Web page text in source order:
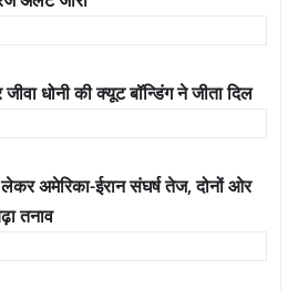
धोनी की क्यूट बॉन्डिंग ने जीता दिल
अमेरिका-ईरान संघर्ष तेज, दोनों ओर
तनाव